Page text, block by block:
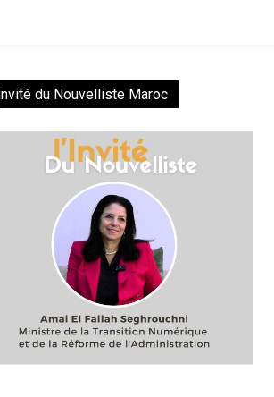
du Nouvelliste Maroc